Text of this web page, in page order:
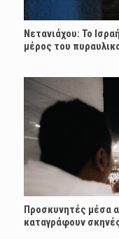
Νετανιάχου: Το
μέρος του
Προσκυνητές μέσα
καταγράφουν